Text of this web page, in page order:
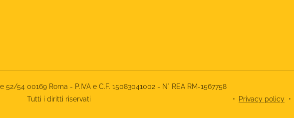
54 00169 Roma - P.IVA e C.F. 15083041002 - N° REA RM-1567758
Tutti i diritti riservati
Privacy policy